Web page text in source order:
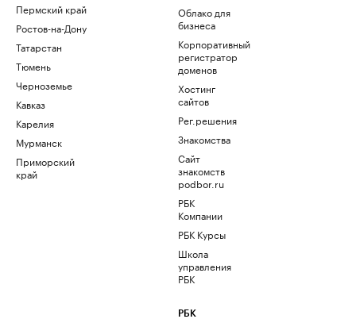
Пермский край
Ростов-на-Дону
Татарстан
Тюмень
Черноземье
Кавказ
Карелия
Мурманск
Приморский
край
Облако для
бизнеса
Корпоративный
регистратор
доменов
Хостинг
сайтов
Рег.решения
Знакомства
Сайт
знакомств
podbor.ru
РБК
Компании
РБК Курсы
Школа
управления
РБК
РБК